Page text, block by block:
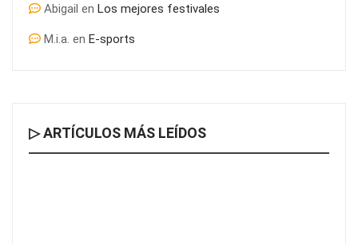
Abigail en Los mejores festivales
M.i.a. en E-sports
▷ ARTÍCULOS MÁS LEÍDOS